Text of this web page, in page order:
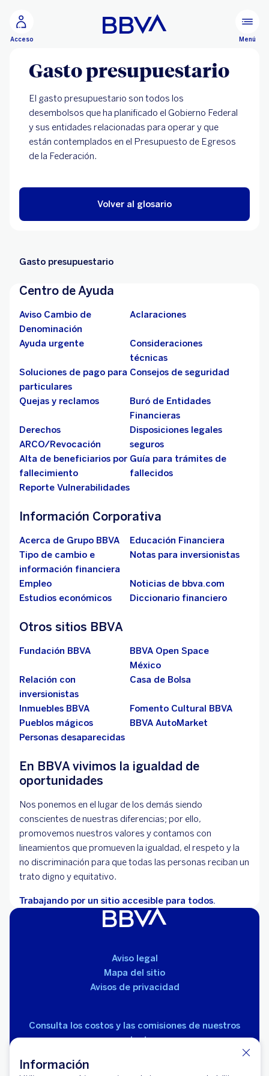
Información
Acceso Menú
Gasto presupuestario
El gasto presupuestario son todos los
desembolsos que ha planificado el Gobierno Federal
y sus entidades relacionadas para operar y que
están contemplados en el Presupuesto de Egresos
de la Federación.
Volver al glosario
Gasto presupuestario
Centro de Ayuda
Aviso Cambio de
Denominación
Aclaraciones
Ayuda urgente
Consideraciones
técnicas
Soluciones de pago para
particulares
Consejos de seguridad
Quejas y reclamos
Buró de Entidades
Financieras
Derechos
ARCO/Revocación
Disposiciones legales
seguros
Alta de beneficiarios por
fallecimiento
Guía para trámites de
fallecidos
Reporte Vulnerabilidades
Información Corporativa
Acerca de Grupo BBVA
Educación Financiera
Tipo de cambio e
información financiera
Notas para inversionistas
Empleo
Noticias de bbva.com
Estudios económicos
Diccionario financiero
Otros sitios BBVA
Fundación BBVA
BBVA Open Space
México
Relación con
inversionistas
Casa de Bolsa
Inmuebles BBVA
Fomento Cultural BBVA
Pueblos mágicos
BBVA AutoMarket
Personas desaparecidas
En BBVA vivimos la igualdad de
oportunidades
Nos ponemos en el lugar de los demás siendo
conscientes de nuestras diferencias; por ello,
promovemos nuestros valores y contamos con
lineamientos que promueven la igualdad, el respeto y la
no discriminación para que todas las personas reciban un
trato digno y equitativo.
Trabajando por un sitio accesible para todos.
Aviso legal
Mapa del sitio
Avisos de privacidad
Consulta los costos y las comisiones de nuestros
productos